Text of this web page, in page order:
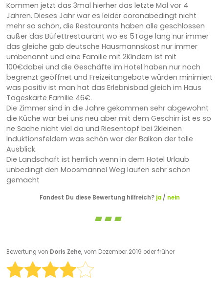
Kommen jetzt das 3mal hierher das letzte Mal vor 4
Jahren. Dieses Jahr war es leider coronabedingt nicht
mehr so schön, die Restaurants haben alle geschlossen
außer das Büfettrestaurant wo es 5Tage lang nur immer
das gleiche gab deutsche Hausmannskost nur immer
umbenannt und eine Familie mit 2Kindern ist mit
100€dabei und die Geschäfte im Hotel haben nur noch
begrenzt geöffnet und Freizeitangebote würden minimiert
was positiv ist man hat das Erlebnisbad gleich im Haus
Tageskarte Familie 46€.
Die Zimmer sind in die Jahre gekommen sehr abgewohnt
die Küche war bei uns neu aber mit dem Geschirr ist es so
ne Sache nicht viel da und Riesentopf bei 2kleinen
Induktionsfeldern was schön war der Balkon der tolle
Ausblick.
Die Landschaft ist herrlich wenn in dem Hotel Urlaub
unbedingt den Moosmännel Weg laufen sehr schön
gemacht
Fandest Du diese Bewertung hilfreich? ja/ nein
Bewertung von Doris Zehe,vom Dezember 2019 oder früher